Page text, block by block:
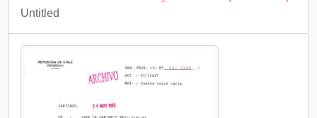
Untitled